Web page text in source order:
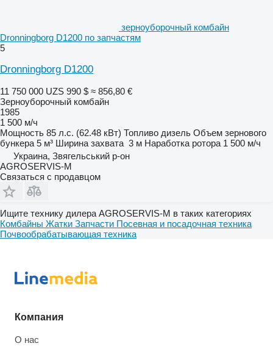
зерноуборочный комбайн
Dronningborg D1200 по запчастям
5
Dronningborg D1200
11 750 000 UZS 990 $ ≈ 856,80 €
Зерноуборочный комбайн
1985
1 500 м/ч
Мощность 85 л.с. (62.48 кВт) Топливо дизель Объем зернового
бункера 5 м³ Ширина захвата 3 м Наработка ротора 1 500 м/ч
Украина, Звягельський р-он
AGROSERVIS-M
Связаться с продавцом
Ищите технику дилера AGROSERVIS-M в таких категориях
Комбайны Жатки Запчасти Посевная и посадочная техника
Почвообрабатывающая техника
Компания
О нас